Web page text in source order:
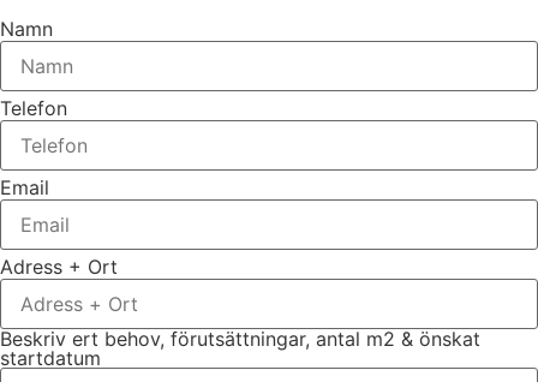
Namn
Telefon
Email
Adress + Ort
Beskriv ert behov, förutsättningar, antal m2 & önskat
startdatum